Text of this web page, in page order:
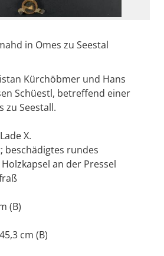
in Omes zu Seestal
Kürchöbmer und Hans
Schüestl, betreffend einer
zu Seestall.
X.
beschädigtes rundes
an der Pressel
(B)
cm (B)